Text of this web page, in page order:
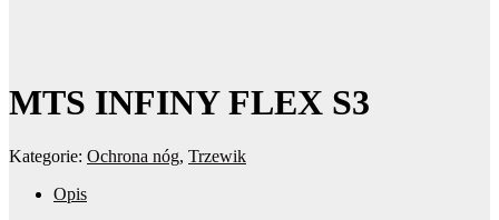
MTS INFINY FLEX S3
Kategorie: Ochrona nóg, Trzewik
Opis